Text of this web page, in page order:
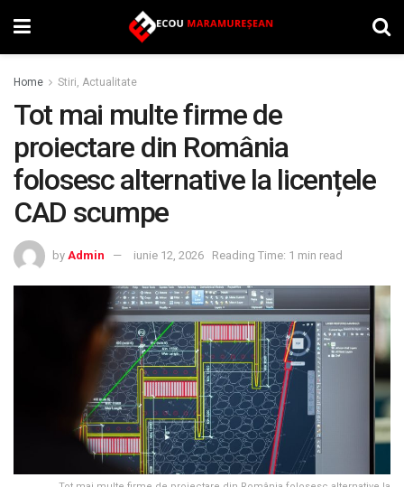
Home Stiri, Actualitate
Tot mai multe firme de
proiectare din România
folosesc alternative la licențele
CAD scumpe
by Admin iunie 12, 2026 Reading Time: 1 min read